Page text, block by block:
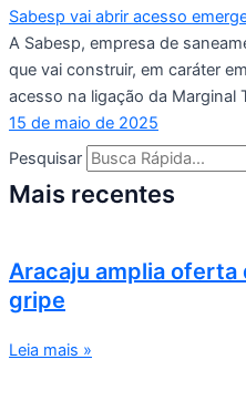
Sabesp vai abrir acesso
A Sabesp, empresa de
que vai construir, em caráter
acesso na ligação da Marginal
15 de maio de 2025
Pesquisar
Mais recentes
Aracaju amplia oferta
gripe
Leia mais »